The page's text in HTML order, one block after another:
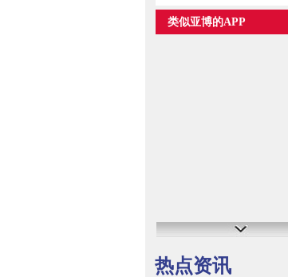
类似亚博的APP
热点资讯